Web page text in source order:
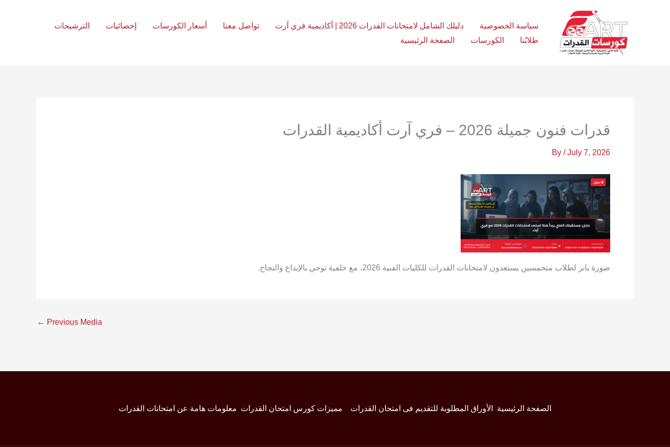
سياسة الخصوصية دليلك الشامل لامتحانات القدرات 2026 | أكاديمية فري آرت تواصل معنا أسعار الكورسات إحصائيات
الترشيحات
طلابُنا
الكورسات الصفحة الرئيسية
قدرات فنون جميلة 2026 – فري آرت أكاديمية القدرات
By /July 7, 2026
صورة بانر لطلاب متحمسين يستعدون لامتحانات القدرات للكليات الفنية 2026، مع خلفية توحي بالإبداع والنجاح.
← Previous Media
الصفحة الرئيسية الأوراق المطلوبة للتقديم فى امتحان القدرات مميزات كورس امتحان القدرات معلومات هامة عن امتحانات القدرات